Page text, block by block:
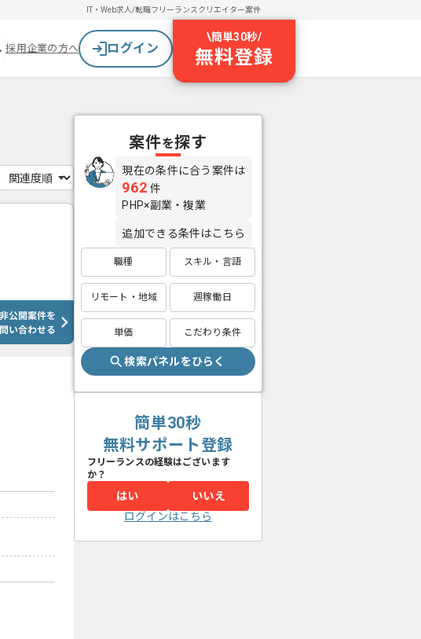
IT・Web求人/転職フリーランスクリエイター案件
採用企業の方へ ログイン
\簡単30秒/
無料登録
案件を探す
現在の条件に合う案件は
962 件
PHP×副業・複業
追加できる条件はこちら
職種 スキル・言語
リモート・地域 週稼働日
単価 こだわり条件
検索パネルをひらく
簡単30秒
無料サポート登録
フリーランスの経験はございます
か？
はい
いいえ
ログインはこちら